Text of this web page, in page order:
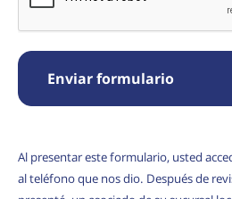
Enviar formulario
Al presentar este formulario, usted
al teléfono que nos dio. Después de